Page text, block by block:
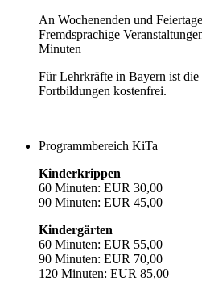
An Wochenenden und
Fremdsprachige
Minuten
Für Lehrkräfte in Bayern ist
Fortbildungen kostenfrei.
Programmbereich KiTa
Kinderkrippen
60 Minuten: EUR 30,00
90 Minuten: EUR 45,00
Kindergärten
60 Minuten: EUR 55,00
90 Minuten: EUR 70,00
120 Minuten: EUR 85,00